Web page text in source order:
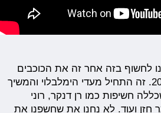
לחשוף בזה אחר זה את הכוכבים
אשר יככבו בפסטיגל 2020. זה התחיל מעדי הימלבלוי והמשיך
חשיפות כמו רן דנקר, רוני
חזן ועוד. לא נחנו את שחשפנו את